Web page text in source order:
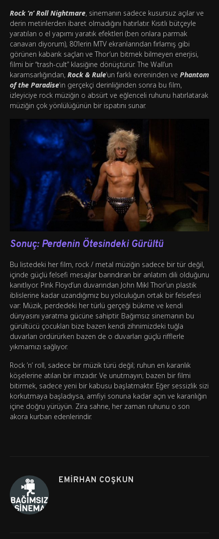
Rock ‘n’ Roll Nightmare, sinemanın sadece kusursuz açılar ve
derin metinlerden ibaret olmadığını hatırlatır. Kısıtlı bütçeyle
yaratılan o el yapımı yaratık efektleri (ben onlara parmak
canavarı diyorum), 80’lerin MTV ekranlarından fırlamış gibi
görünen kabarık saçları ve Thor’un bitmek bilmeyen enerjisi,
filmi bir “trash-cult” klasiğine dönüştürür. The Wall’un
karamsarlığından, Rock & Rule‘un farklı evreninden ve Phantom
of the Paradise‘ın gerçekçi derinliğinden sonra bu film,
izleyiciye rock müziğin o absürt ve eğlenceli ruhunu hatırlatarak
müziğin çok yönlülüğünün bir ispatını sunar.
Sonuç: Perdenin Ötesindeki Gürültü
Bu listedeki her film, rock / metal müziğin sadece bir tür değil,
içinde güçlü felsefi mesajlar barındıran bir anlatım dili olduğunu
kanıtlıyor. Pink Floyd’un duvarından John Mikl Thor’un plastik
iblislerine kadar uzandığımız bu yolculuğun ortak bir felsefesi
var: Müzik, perdedeki her türlü gerçeği bükme ve kendi
dünyasını yaratma gücüne sahiptir. Bağımsız sinemanın bu
gürültücü çocukları bize bazen kendi zihnimizdeki tuğla
duvarları ördürürken bazen de o duvarları güçlü rifflerle
yıkmamızı sağlıyor.
Rock ’n’ roll, sadece bir müzik türü değil; ruhun en karanlık
köşelerine atılan bir imzadır. Ve unutmayın; bazen bir filmi
bitirmek, sadece yeni bir kabusu başlatmaktır. Eğer sessizlik sizi
korkutmaya başladıysa, amfiyi sonuna kadar açın ve karanlığın
içine doğru yürüyün. Zira sahne, her zaman ruhunu o son
akora kurban edenlerindir.
EMIRHAN COŞKUN